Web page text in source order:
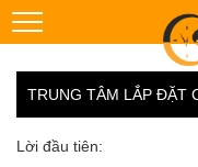
TRUNG TÂM LẮP ĐẶT
Lời đầu tiên: